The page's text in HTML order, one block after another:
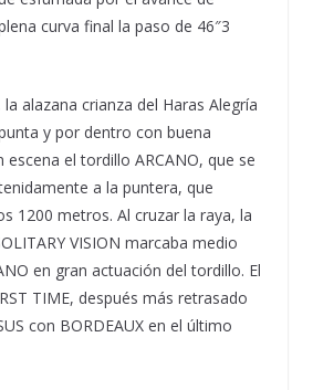
curva final la paso de 46″3
alazana crianza del Haras Alegría
y por dentro con buena
escena el tordillo ARCANO, que se
a la puntera, que
1200 metros. Al cruzar la raya, la
VISION marcaba medio
en gran actuación del tordillo. El
TIME, después más retrasado
con BORDEAUX en el último